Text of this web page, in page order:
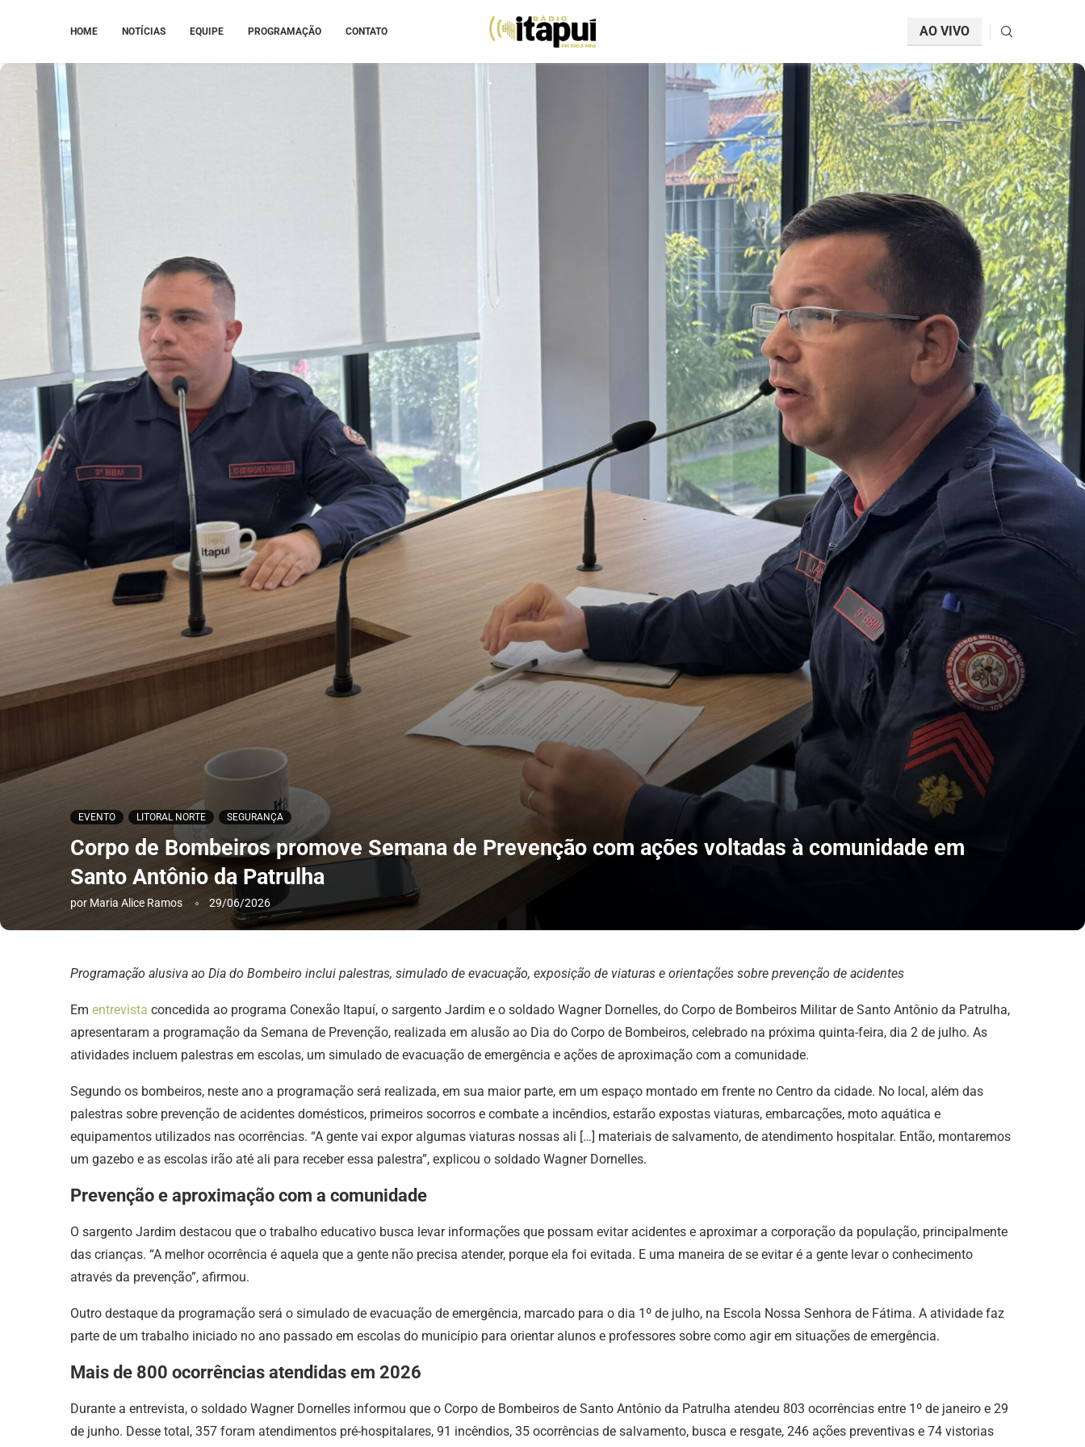
HOME NOTÍCIAS EQUIPE PROGRAMAÇÃO CONTATO AO VIVO
EVENTO LITORAL NORTE SEGURANÇA
Corpo de Bombeiros promove Semana de Prevenção com ações voltadas à comunidade em
Santo Antônio da Patrulha
por Maria Alice Ramos 29/06/2026
Programação alusiva ao Dia do Bombeiro inclui palestras, simulado de evacuação, exposição de viaturas e orientações sobre prevenção de acidentes
Em entrevista concedida ao programa Conexão Itapuí, o sargento Jardim e o soldado Wagner Dornelles, do Corpo de Bombeiros Militar de Santo Antônio da Patrulha,
apresentaram a programação da Semana de Prevenção, realizada em alusão ao Dia do Corpo de Bombeiros, celebrado na próxima quinta-feira, dia 2 de julho. As
atividades incluem palestras em escolas, um simulado de evacuação de emergência e ações de aproximação com a comunidade.
Segundo os bombeiros, neste ano a programação será realizada, em sua maior parte, em um espaço montado em frente no Centro da cidade. No local, além das
palestras sobre prevenção de acidentes domésticos, primeiros socorros e combate a incêndios, estarão expostas viaturas, embarcações, moto aquática e
equipamentos utilizados nas ocorrências. “A gente vai expor algumas viaturas nossas ali […] materiais de salvamento, de atendimento hospitalar. Então, montaremos
um gazebo e as escolas irão até ali para receber essa palestra”, explicou o soldado Wagner Dornelles.
Prevenção e aproximação com a comunidade
O sargento Jardim destacou que o trabalho educativo busca levar informações que possam evitar acidentes e aproximar a corporação da população, principalmente
das crianças. “A melhor ocorrência é aquela que a gente não precisa atender, porque ela foi evitada. E uma maneira de se evitar é a gente levar o conhecimento
através da prevenção”, afirmou.
Outro destaque da programação será o simulado de evacuação de emergência, marcado para o dia 1º de julho, na Escola Nossa Senhora de Fátima. A atividade faz
parte de um trabalho iniciado no ano passado em escolas do município para orientar alunos e professores sobre como agir em situações de emergência.
Mais de 800 ocorrências atendidas em 2026
Durante a entrevista, o soldado Wagner Dornelles informou que o Corpo de Bombeiros de Santo Antônio da Patrulha atendeu 803 ocorrências entre 1º de janeiro e 29
de junho. Desse total, 357 foram atendimentos pré-hospitalares, 91 incêndios, 35 ocorrências de salvamento, busca e resgate, 246 ações preventivas e 74 vistorias